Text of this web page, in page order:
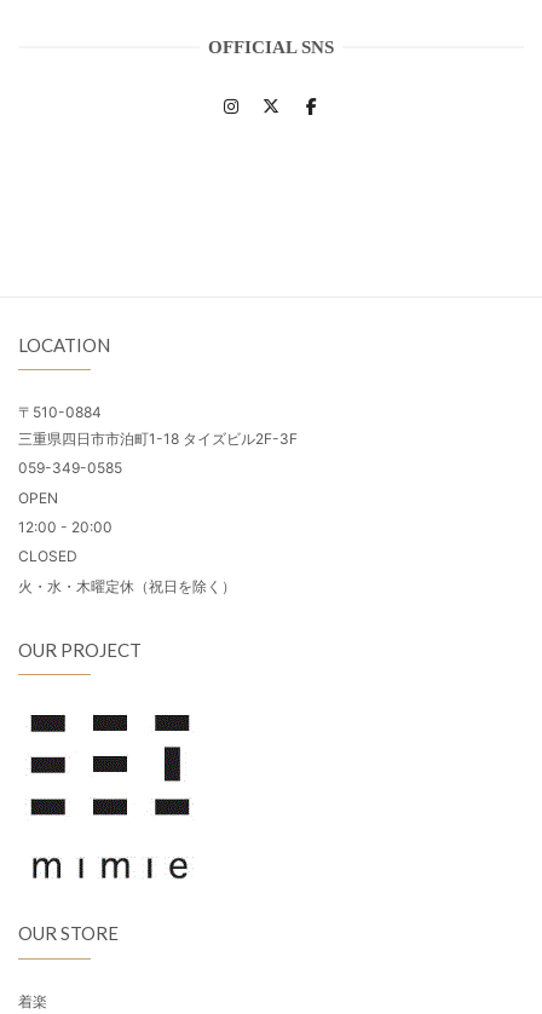
OFFICIAL SNS
LOCATION
〒510-0884
三重県四日市市泊町1-18 タイズビル2F-3F
059-349-0585
OPEN
12:00 - 20:00
CLOSED
火・水・木曜定休（祝日を除く）
OUR PROJECT
OUR STORE
着楽